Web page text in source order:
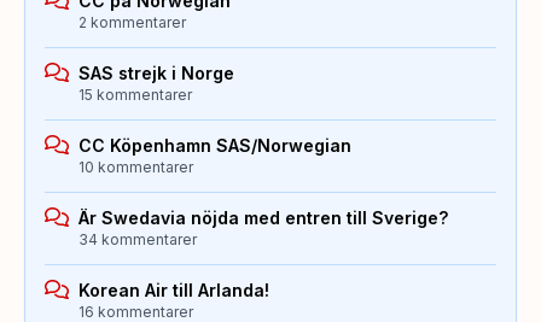
2 kommentarer
SAS strejk i Norge
15 kommentarer
CC Köpenhamn SAS/Norwegian
10 kommentarer
Är Swedavia nöjda med entren till Sverige?
34 kommentarer
Korean Air till Arlanda!
16 kommentarer